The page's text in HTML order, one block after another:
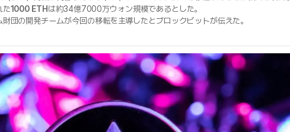
た1000 ETHは約34億7000万ウォン規模であるとした。
財団の開発チームが今回の移転を主導したとブロックビットが伝えた。